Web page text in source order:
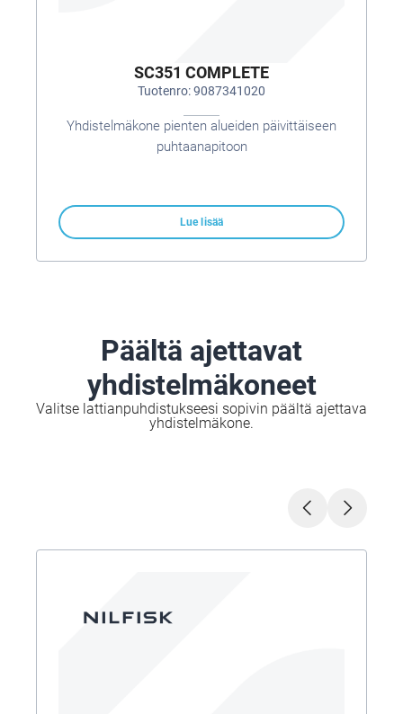
SC351 COMPLETE
Tuotenro: 9087341020
Yhdistelmäkone pienten alueiden päivittäiseen
puhtaanapitoon
Lue lisää
Päältä ajettavat
yhdistelmäkoneet
Valitse lattianpuhdistukseesi sopivin päältä ajettava
yhdistelmäkone.